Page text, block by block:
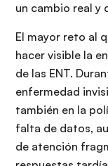
un cambio real y
El mayor reto al
hacer visible la
de las ENT.
enfermedad
también en la
falta de datos,
de atención